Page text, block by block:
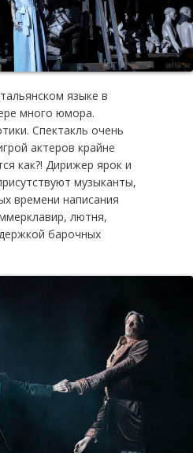
языке в
много юмора.
Спектакль очень
актеров крайне
как?! Дирижер ярок и
музыканты,
времени написания
лютня,
барочных